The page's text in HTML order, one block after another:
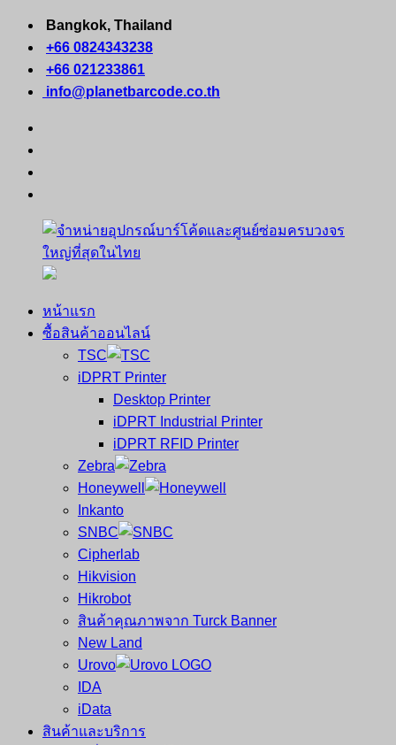
Skip
content
Bangkok, Thailand
+66 0824343238
+66 021233861
info@planetbarcode.co.th
จำหน่าย
คอมพิวเตอร์
หน้าแรก
ซื้อสินค้าออนไลน์
TSC
iDPRT Printer
Desktop Printer
iDPRT Industrial Printer
iDPRT RFID Printer
Zebra
Honeywell
Inkanto
SNBC
Cipherlab
Hikvision
Hikrobot
สินค้าคุณภาพจาก Turck Banner
New Land
Urovo
IDA
iData
สินค้าและบริการ